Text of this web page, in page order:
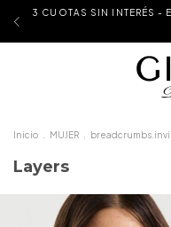
3 CUOTAS SIN INTERÉS -
Inicio MUJER
Layers